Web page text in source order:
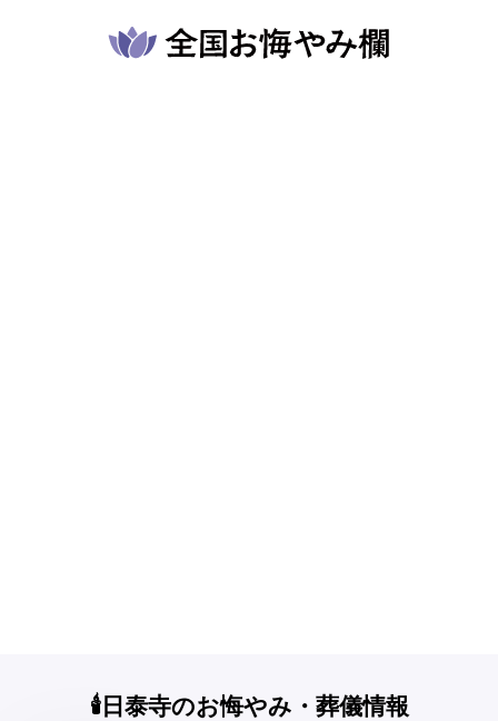
🕯️日泰寺のお悔やみ・葬儀情報